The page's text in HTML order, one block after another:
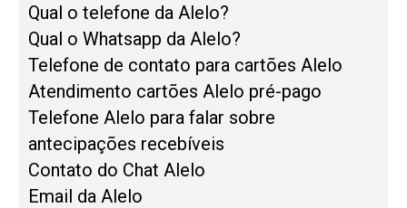
Qual o telefone da Alelo?
Qual o Whatsapp da Alelo?
Telefone de contato para cartões Alelo
Atendimento cartões Alelo pré-pago
Telefone Alelo para falar sobre
antecipações recebíveis
Contato do Chat Alelo
Email da Alelo